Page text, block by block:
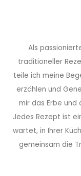
Als
traditioneller
teile ich meine
erzählen und
mir das Erbe und
Jedes Rezept ist
wartet, in Ihrer
gemeinsam die